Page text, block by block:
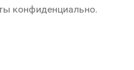
конфиденциально.